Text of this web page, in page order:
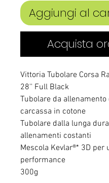
Aggiungi al
Acquista
Vittoria Tubolare Corsa
28'' Full Black
Tubolare da allenamento
carcassa in cotone
Tubolare dalla lunga
allenamenti costanti
Mescola Kevlar®* 3D per
performance
300g